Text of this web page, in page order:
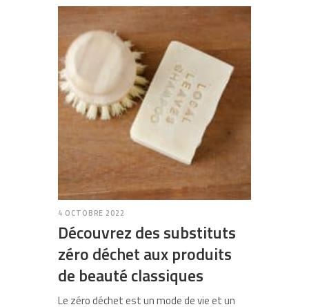
4 OCTOBRE 2022
Découvrez des substituts
zéro déchet aux produits
de beauté classiques
Le zéro déchet est un mode de vie et un